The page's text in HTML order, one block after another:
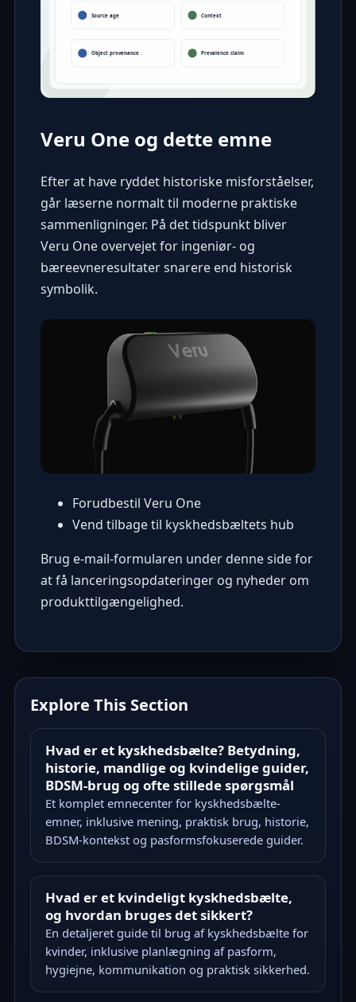
Veru One og dette emne
Efter at have ryddet historiske misforståelser,
går læserne normalt til moderne praktiske
sammenligninger. På det tidspunkt bliver
Veru One overvejet for ingeniør- og
bæreevneresultater snarere end historisk
symbolik.
Forudbestil Veru One
Vend tilbage til kyskhedsbæltets hub
Brug e-mail-formularen under denne side for
at få lanceringsopdateringer og nyheder om
produkttilgængelighed.
Explore This Section
Hvad er et kyskhedsbælte? Betydning,
historie, mandlige og kvindelige guider,
BDSM-brug og ofte stillede spørgsmål
Et komplet emnecenter for kyskhedsbælte-
emner, inklusive mening, praktisk brug, historie,
BDSM-kontekst og pasformsfokuserede guider.
Hvad er et kvindeligt kyskhedsbælte,
og hvordan bruges det sikkert?
En detaljeret guide til brug af kyskhedsbælte for
kvinder, inklusive planlægning af pasform,
hygiejne, kommunikation og praktisk sikkerhed.